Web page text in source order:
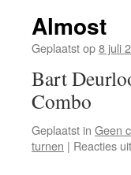
Almost
Geplaatst op8 juli
Bart
Combo
Geplaatst in Geen
turnen | Reacties